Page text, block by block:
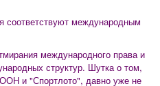
соответствуют международным
международного права и
структур. Шутка о том,
и "Спортлото", давно уже не